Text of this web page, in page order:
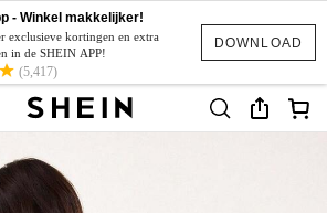
DOWNLOAD
- Winkel makkelijker!
exclusieve kortingen en extra
in de SHEIN APP!
(5,417)